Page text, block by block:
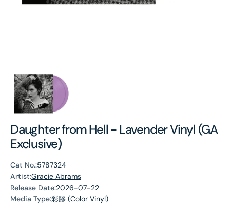
Daughter from Hell - Lavender Vinyl (GA
Exclusive)
Cat No.:5787324
Artist:Gracie Abrams
Release Date:2026-07-22
Media Type:彩膠 (Color Vinyl)